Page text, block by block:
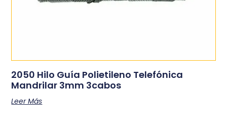
2050 Hilo Guía Polietileno Telefónica
Mandrilar 3mm 3cabos
Leer Más